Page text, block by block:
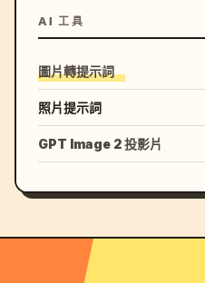
AI 工具
圖片轉提示詞
照片提示詞
GPT Image 2 投影片